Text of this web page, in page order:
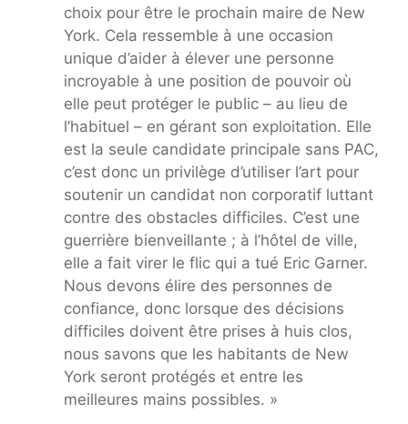
choix pour être le prochain maire de New
York. Cela ressemble à une occasion
unique d’aider à élever une personne
incroyable à une position de pouvoir où
elle peut protéger le public – au lieu de
l’habituel – en gérant son exploitation. Elle
est la seule candidate principale sans PAC,
c’est donc un privilège d’utiliser l’art pour
soutenir un candidat non corporatif luttant
contre des obstacles difficiles. C’est une
guerrière bienveillante ; à l’hôtel de ville,
elle a fait virer le flic qui a tué Eric Garner.
Nous devons élire des personnes de
confiance, donc lorsque des décisions
difficiles doivent être prises à huis clos,
nous savons que les habitants de New
York seront protégés et entre les
meilleures mains possibles. »